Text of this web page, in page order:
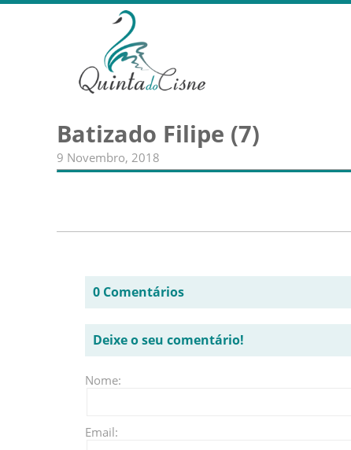
Batizado Filipe (7)
9 Novembro, 2018
0 Comentários
Deixe o seu comentário!
Nome:
Email: